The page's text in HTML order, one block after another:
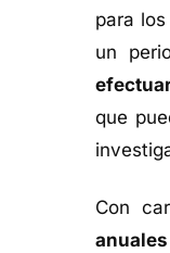
para
un
que
Con